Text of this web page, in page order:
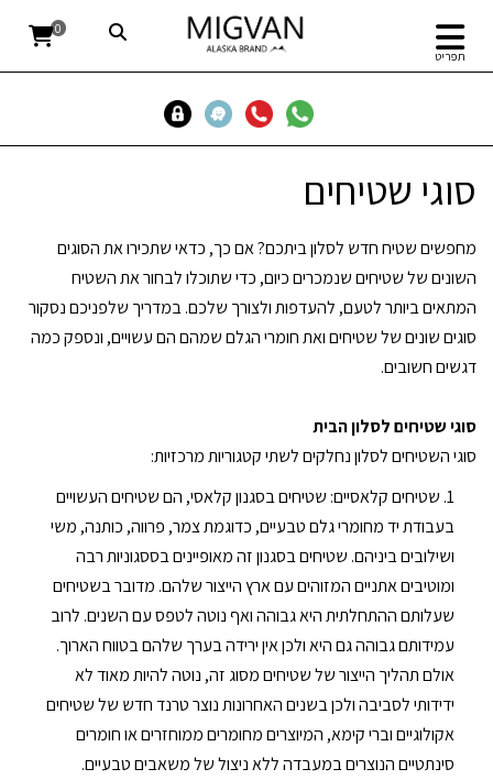
תפריט
0
סוגי שטיחים
מחפשים שטיח חדש לסלון ביתכם? אם כך, כדאי שתכירו את הסוגים
השונים של שטיחים שנמכרים כיום, כדי שתוכלו לבחור את השטיח
המתאים ביותר לטעם, להעדפות ולצורך שלכם. במדריך שלפניכם נסקור
סוגים שונים של שטיחים ואת חומרי הגלם שמהם הם עשויים, ונספק כמה
דגשים חשובים.
סוגי שטיחים לסלון הבית
סוגי השטיחים לסלון נחלקים לשתי קטגוריות מרכזיות:
שטיחים קלאסיים: שטיחים בסגנון קלאסי, הם שטיחים העשויים
בעבודת יד מחומרי גלם טבעיים, כדוגמת צמר, פרווה, כותנה, משי
ושילובים ביניהם. שטיחים בסגנון זה מאופיינים בססגוניות רבה
ומוטיבים אתניים המזוהים עם ארץ הייצור שלהם. מדובר בשטיחים
שעלותם ההתחלתית היא גבוהה ואף נוטה לטפס עם השנים. לרוב
עמידותם גבוהה גם היא ולכן אין ירידה בערך שלהם בטווח הארוך.
אולם תהליך הייצור של שטיחים מסוג זה, נוטה להיות מאוד לא
ידידותי לסביבה ולכן בשנים האחרונות נוצר טרנד חדש של שטיחים
אקולוגיים וברי קימא, המיוצרים מחומרים ממוחזרים או חומרים
סינתטיים הנוצרים במעבדה ללא ניצול של משאבים טבעיים.